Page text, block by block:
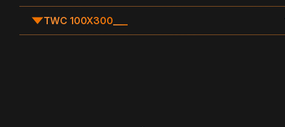
TWC 100X300